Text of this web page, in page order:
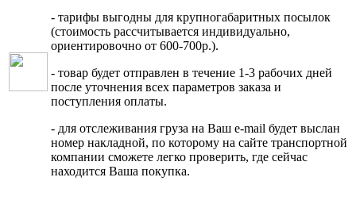
- тарифы выгодны для крупногабаритных посылок
(стоимость рассчитывается индивидуально,
ориентировочно от 600-700р.).
- товар будет отправлен в течение 1-3 рабочих дней
после уточнения всех параметров заказа и
поступления оплаты.
- для отслеживания груза на Ваш e-mail будет выслан
номер накладной, по которому на сайте транспортной
компании сможете легко проверить, где сейчас
находится Ваша покупка.